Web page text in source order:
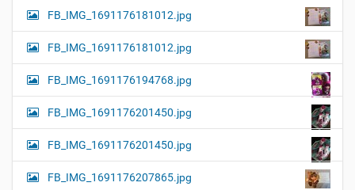
FB_IMG_1691176181012.jpg
FB_IMG_1691176181012.jpg
FB_IMG_1691176194768.jpg
FB_IMG_1691176201450.jpg
FB_IMG_1691176201450.jpg
FB_IMG_1691176207865.jpg